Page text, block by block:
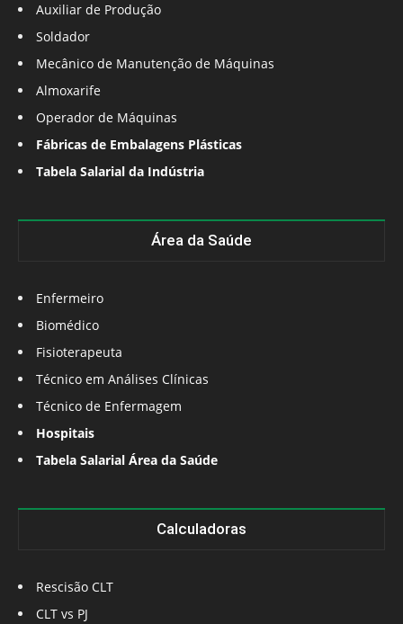
Auxiliar de Produção
Soldador
Mecânico de Manutenção de Máquinas
Almoxarife
Operador de Máquinas
Fábricas de Embalagens Plásticas
Tabela Salarial da Indústria
Área da Saúde
Enfermeiro
Biomédico
Fisioterapeuta
Técnico em Análises Clínicas
Técnico de Enfermagem
Hospitais
Tabela Salarial Área da Saúde
Calculadoras
Rescisão CLT
CLT vs PJ